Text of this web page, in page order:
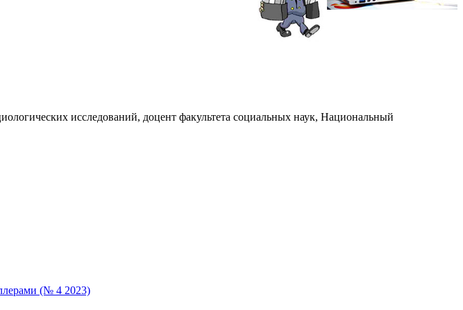
исследований, доцент факультета социальных наук, Национальный
(№ 4 2023)